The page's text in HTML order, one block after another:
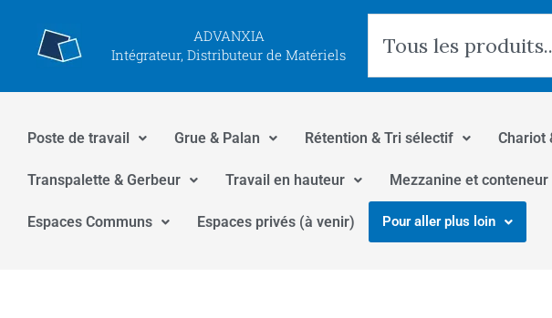
contenu
ADVANXIA
Intégrateur, Distributeur de Matériels
Poste de travail Grue & Palan Rétention & Tri sélectif Chariot
Transpalette & Gerbeur Travail en hauteur Mezzanine et conteneur
Espaces Communs Espaces privés (à venir) Pour aller plus loin